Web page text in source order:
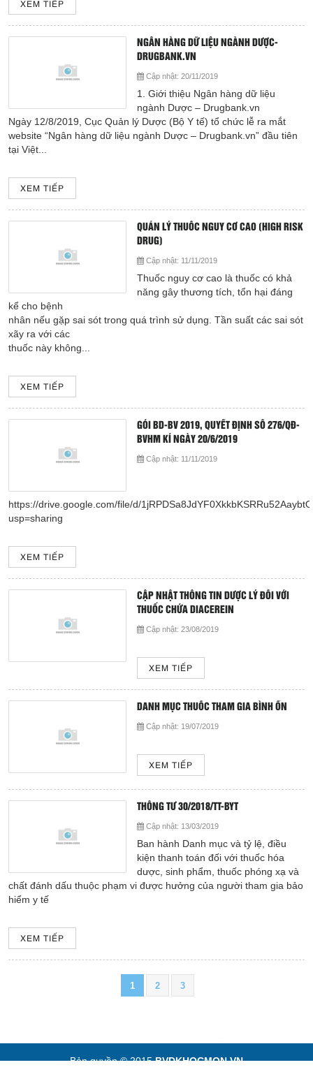
XEM TIẾP
NGÂN HÀNG DỮ LIỆU NGÀNH DƯỢC-
DRUGBANK.VN
Cập nhật: 20/11/2019
1. Giới thiệu Ngân hàng dữ liệu
ngành Dược – Drugbank.vn
Ngày 12/8/2019, Cục Quản lý Dược (Bộ Y tế) tổ chức lễ ra mắt
website “Ngân hàng dữ liệu ngành Dược – Drugbank.vn” đầu tiên
tại Việt...
XEM TIẾP
QUẢN LÝ THUỐC NGUY CƠ CAO (HIGH RISK
DRUG)
Cập nhật: 11/11/2019
Thuốc nguy cơ cao là thuốc có khả
năng gây thương tích, tổn hại đáng
kể cho bệnh
nhân nếu gặp sai sót trong quá trình sử dụng. Tần suất các sai sót
xãy ra với các
thuốc này không...
XEM TIẾP
GÓI BD-BV 2019, QUYẾT ĐỊNH SỐ 276/QĐ-
BVHM KÍ NGÀY 20/6/2019
Cập nhật: 11/11/2019
https://drive.google.com/file/d/
usp=sharing
XEM TIẾP
CẬP NHẬT THÔNG TIN DƯỢC LÝ ĐỐI VỚI
THUỐC CHỨA DIACEREIN
Cập nhật: 23/08/2019
XEM TIẾP
DANH MỤC THUỐC THAM GIA BÌNH ỔN
Cập nhật: 19/07/2019
XEM TIẾP
THÔNG TƯ 30/2018/TT-BYT
Cập nhật: 13/03/2019
Ban hành Danh mục và tỷ lệ, điều
kiện thanh toán đối với thuốc hóa
dược, sinh phẩm, thuốc phóng xạ và
chất đánh dấu thuộc phạm vi được hưởng của người tham gia bảo
hiểm y tế
XEM TIẾP
1 2 3
Bản quyền © 2015BVDKHOCMON.VN